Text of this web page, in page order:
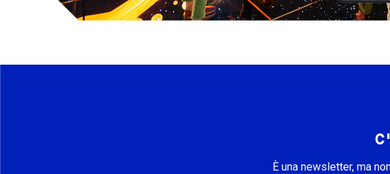
È una newsletter, ma